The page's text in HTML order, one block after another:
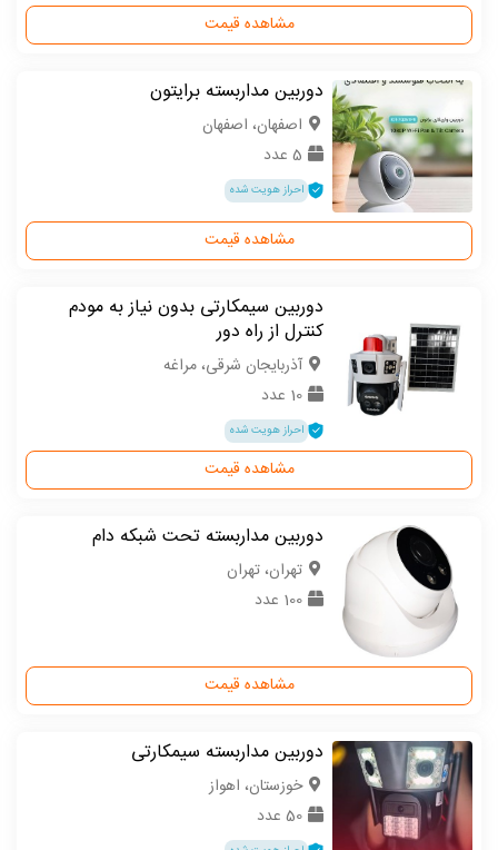
مشاهده قیمت
دوربین مداربسته برایتون
اصفهان، اصفهان
5 عدد
احراز هویت شده
مشاهده قیمت
دوربین سیمکارتی بدون نیاز به مودم
کنترل از راه دور
آذربایجان شرقی، مراغه
10 عدد
احراز هویت شده
مشاهده قیمت
دوربین مداربسته تحت شبکه دام
تهران، تهران
100 عدد
مشاهده قیمت
دوربین مداربسته سیمکارتی
خوزستان، اهواز
50 عدد